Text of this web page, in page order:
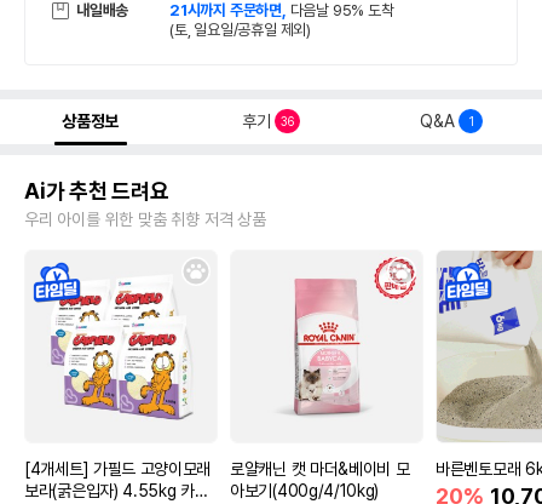
내일배송 21시까지 주문하면, 다음날 95% 도착
(토, 일요일/공휴일 제외)
상품정보 후기 36 Q&A 1
Ai가 추천 드려요
우리 아이를 위한 맞춤 취향 저격 상품
[4개세트] 가필드 고양이모래
보라(굵은입자) 4.55kg 카사
로얄캐닌 캣 마더&베이비 모
아보기(400g/4/10kg)
바른벤토모래
20%